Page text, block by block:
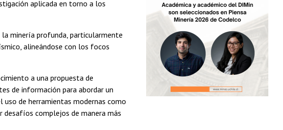
aplicada en torno a los
minería profunda, particularmente
alineándose con los focos
a una propuesta de
de información para abordar un
uso de herramientas modernas como
complejos de manera más